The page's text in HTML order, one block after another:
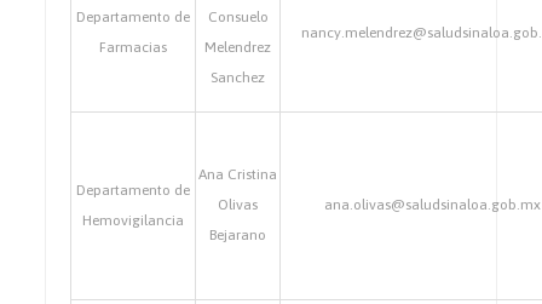
Departamento de
Farmacias
Consuelo
Melendrez
Sanchez
Departamento de
Hemovigilancia
Ana Cristina
Olivas
Bejarano
ana.olivas@saludsinaloa.gob.mx